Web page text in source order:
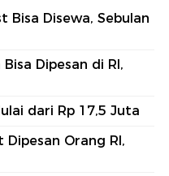
Bisa Disewa, Sebulan
Dipesan di RI,
dari Rp 17,5 Juta
Orang RI,